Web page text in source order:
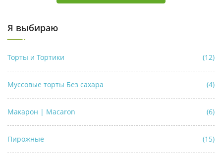
Я выбираю
Торты и Тортики (12)
Муссовые торты Без сахара (4)
Макарон | Macaron (6)
Пирожные (15)